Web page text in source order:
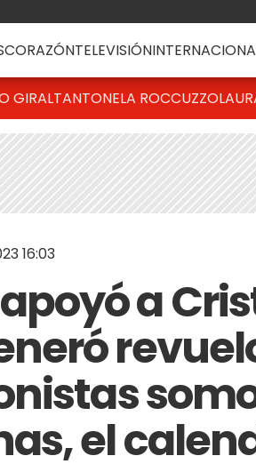
CORAZÓNTELEVISIÓN
GIRALTANTONELA ROCCUZZO
16:03
a
el